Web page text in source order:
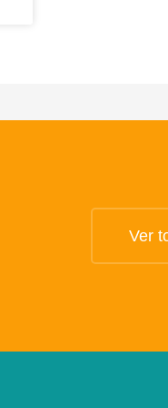
Ver